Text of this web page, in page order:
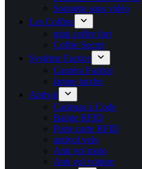
Sonnette sans vidéo
Les Coffres
mini coffre fort
Coffre Secret
Système Factice
Caméra Factice
lampe torche
Antivol
Cadenas à Code
Badge RFID
Porte carte​ RFID
antivol velo
Anti vol moto
Anti vol voiture